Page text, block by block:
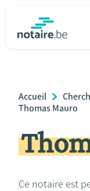
Relations et vivre
Héritage et
Accueil
Thomas Mauro
Ce notaire est